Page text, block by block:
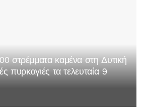
στρέμματα καμένα στη Δυτική
πυρκαγιές τα τελευταία 9